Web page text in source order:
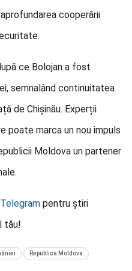
cooperării
ce Bolojan a fost
semnalând continuitatea
de Chișinău. Experții
poate marca un nou impuls
Moldova un partener
Telegram pentru știri
tău!
Republica Moldova